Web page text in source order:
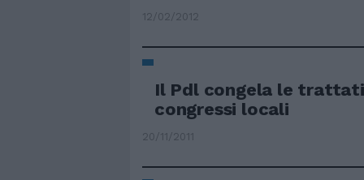
12/02/2012
Il Pdl congela le
congressi locali
20/11/2011